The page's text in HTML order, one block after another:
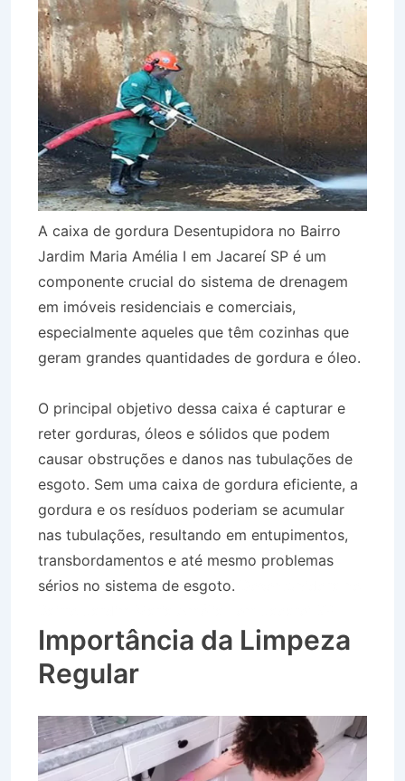
A caixa de gordura Desentupidora no Bairro
Jardim Maria Amélia I em Jacareí SP é um
componente crucial do sistema de drenagem
em imóveis residenciais e comerciais,
especialmente aqueles que têm cozinhas que
geram grandes quantidades de gordura e óleo.
O principal objetivo dessa caixa é capturar e
reter gorduras, óleos e sólidos que podem
causar obstruções e danos nas tubulações de
esgoto. Sem uma caixa de gordura eficiente, a
gordura e os resíduos poderiam se acumular
nas tubulações, resultando em entupimentos,
transbordamentos e até mesmo problemas
sérios no sistema de esgoto.
Importância da Limpeza
Regular